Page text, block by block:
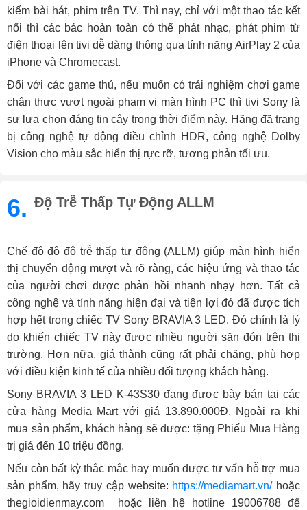
kiếm bài hát, phim trên TV. Thì nay, chỉ với một thao tác kết
nối thì các bác hoàn toàn có thể phát nhạc, phát phim từ
điện thoại lên tivi dễ dàng thông qua tính năng AirPlay 2 của
iPhone và Chromecast.
Đối với các game thủ, nếu muốn có trải nghiệm chơi game
chân thực vượt ngoài phạm vi màn hình PC thì tivi Sony là
sự lựa chọn đáng tin cậy trong thời điểm này. Hãng đã trang
bị công nghệ tự động điều chỉnh HDR, công nghệ Dolby
Vision cho màu sắc hiển thị rực rỡ, tương phản tối ưu.
6. Độ Trễ Thấp Tự Động ALLM
Chế độ độ độ trễ thấp tự động (ALLM) giúp màn hình hiển
thị chuyển động mượt và rõ ràng, các hiệu ứng và thao tác
của người chơi được phản hồi nhanh nhạy hơn. Tất cả
công nghệ và tính năng hiện đại và tiện lợi đó đã được tích
hợp hết trong chiếc TV Sony BRAVIA 3 LED. Đó chính là lý
do khiến chiếc TV này được nhiều người săn đón trên thị
trường. Hơn nữa, giá thành cũng rất phải chăng, phù hợp
với điều kiện kinh tế của nhiều đối tượng khách hàng.
Sony BRAVIA 3 LED K-43S30 đang được bày bán tại các
cửa hàng Media Mart với giá 13.890.000Đ. Ngoài ra khi
mua sản phẩm, khách hàng sẽ được: tặng Phiếu Mua Hàng
trị giá đến 10 triệu đồng.
Nếu còn bất kỳ thắc mắc hay muốn được tư vấn hỗ trợ mua
sản phẩm, hãy truy cập website: https://mediamart.vn/hoặc
thegioidienmay.com hoặc liên hệ hotline 19006788 để